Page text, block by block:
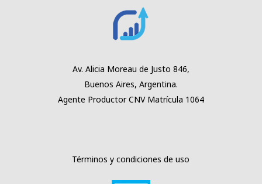
Av. Alicia Moreau de Justo 846,
Buenos Aires, Argentina.
Agente ProductorCNV Matrícula 1064
Términos y condiciones de uso